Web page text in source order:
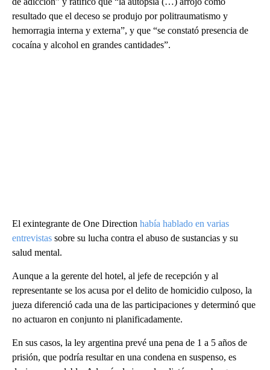
resultado que el deceso se produjo por politraumatismo y
hemorragia interna y externa”, y que “se constató presencia de
cocaína y alcohol en grandes cantidades”.
El exintegrante de One Direction había hablado en varias
entrevistas sobre su lucha contra el abuso de sustancias y su
salud mental.
Aunque a la gerente del hotel, al jefe de recepción y al
representante se los acusa por el delito de homicidio culposo, la
jueza diferenció cada una de las participaciones y determinó que
no actuaron en conjunto ni planificadamente.
En sus casos, la ley argentina prevé una pena de 1 a 5 años de
prisión, que podría resultar en una condena en suspenso, es